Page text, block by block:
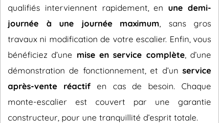
qualifiés interviennent rapidement, en une demi-
journée à une journée maximum , sans gros
travaux ni modification de votre escalier. Enfin, vous
bénéficiez d’une mise en service complète, d’une
démonstration de fonctionnement, et d’un service
après-vente réactifen cas de besoin. Chaque
monte-escalier est couvert par une garantie
constructeur, pour une tranquillité d’esprit totale.